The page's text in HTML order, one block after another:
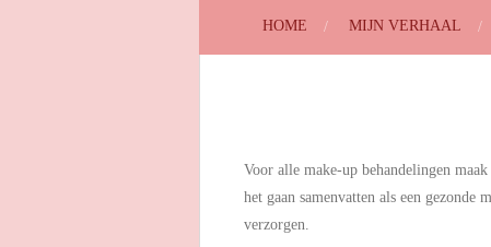
HOME MIJN VERHAAL
Voor alle make-up behandelingen
het gaan samenvatten als een
verzorgen.